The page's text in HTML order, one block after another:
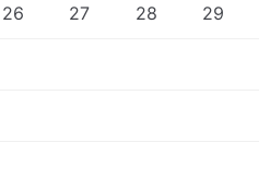
26 27 28 29